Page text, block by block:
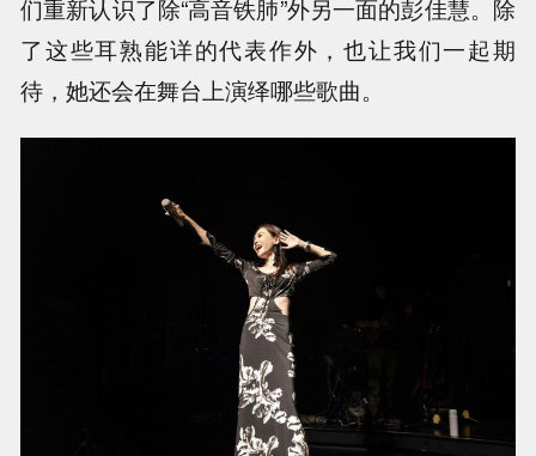
们重新认识了除“高音铁肺”外另一面的彭佳慧。除
了这些耳熟能详的代表作外，也让我们一起期
待，她还会在舞台上演绎哪些歌曲。